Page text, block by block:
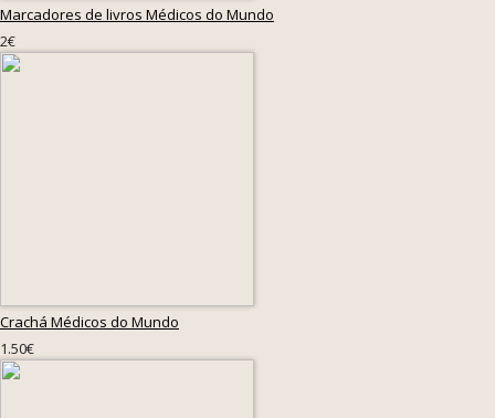
Marcadores de livros Médicos do Mundo
2€
Crachá Médicos do Mundo
1.50€